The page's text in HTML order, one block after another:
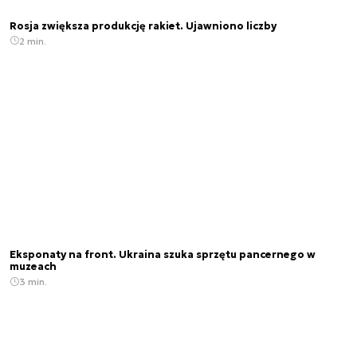
Rosja zwiększa produkcję rakiet. Ujawniono liczby
2 min.
Eksponaty na front. Ukraina szuka sprzętu pancernego w
muzeach
3 min.